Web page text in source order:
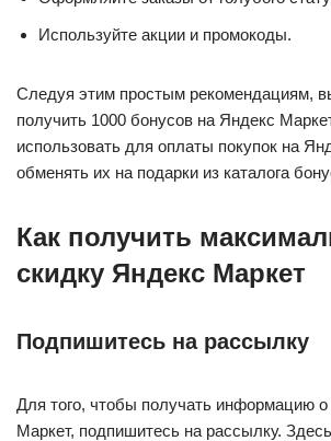
Используйте акции и промокоды.
Следуя этим простым рекомендациям,
получить 1000 бонусов на Яндекс
использовать для оплаты покупок на
обменять их на подарки из каталога
Как получить
скидку Яндекс Маркет
Подпишитесь на рассылку
Для того, чтобы получать информацию о
Маркет, подпишитесь на рассылку.